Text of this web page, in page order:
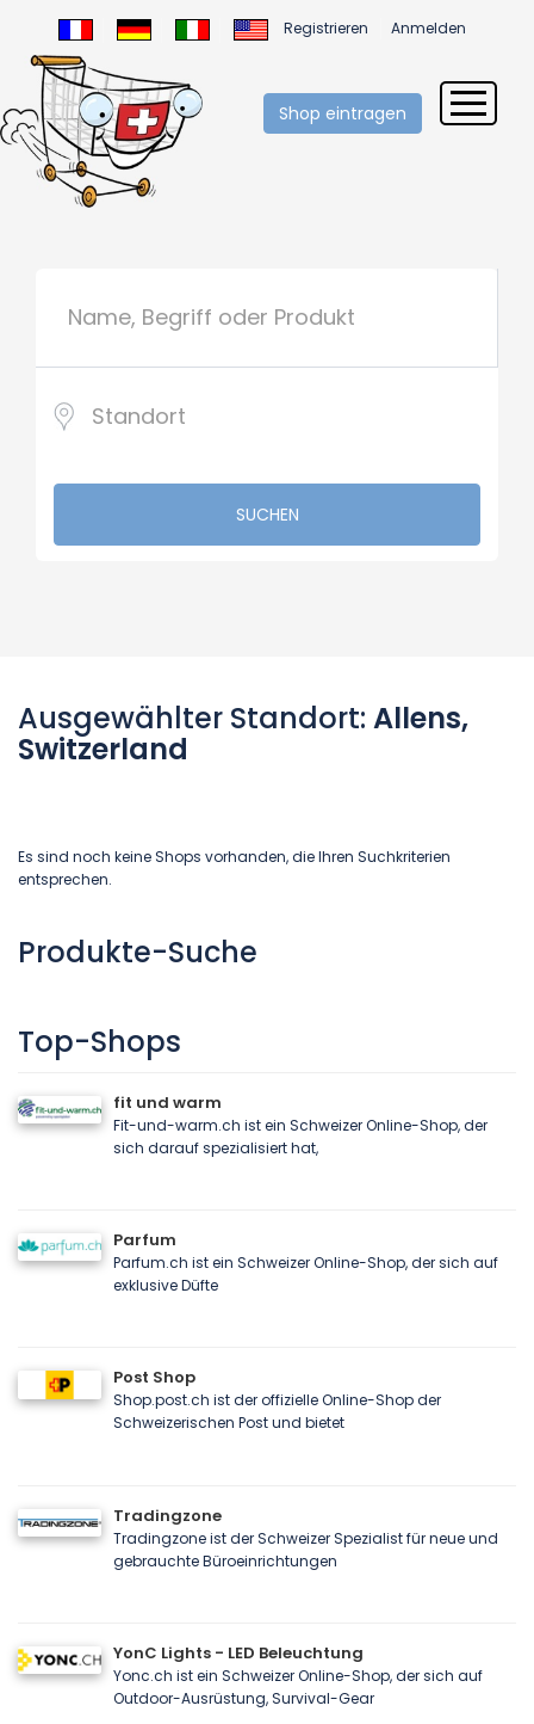
Registrieren Anmelden
Shop eintragen
SUCHEN
Ausgewählter Standort: Allens,
Switzerland
Es sind noch keine Shops vorhanden, die Ihren Suchkriterien
entsprechen.
Produkte-Suche
Top-Shops
fit und warm
Fit-und-warm.ch ist ein Schweizer Online-Shop, der
sich darauf spezialisiert hat,
Parfum
Parfum.ch ist ein Schweizer Online-Shop, der sich auf
exklusive Düfte
Post Shop
Shop.post.ch ist der offizielle Online-Shop der
Schweizerischen Post und bietet
Tradingzone
Tradingzone ist der Schweizer Spezialist für neue und
gebrauchte Büroeinrichtungen
YonC Lights - LED Beleuchtung
Yonc.ch ist ein Schweizer Online-Shop, der sich auf
Outdoor-Ausrüstung, Survival-Gear